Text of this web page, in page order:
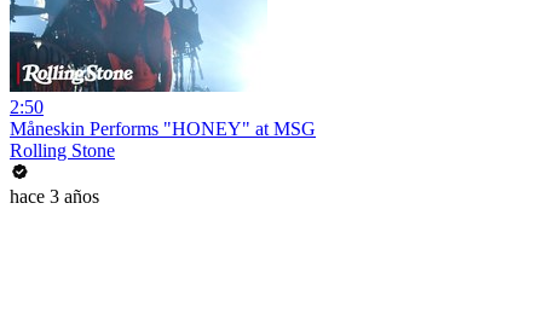
2:50
Måneskin Performs "HONEY" at MSG
Rolling Stone
hace 3 años